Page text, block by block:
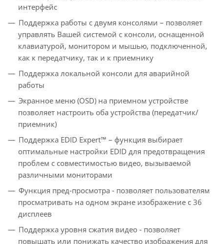
интерфейс
Поддержка работы с двумя консолями – позволяет
управлять Вашей системой с консоли, оснащенной
клавиатурой, монитором и мышью, подключенной,
как к передатчику, так и к приемнику
Поддержка локальной консоли для аварийной
работы
Экранное меню (OSD) на приемном устройстве
позволяет настроить оба устройства (передатчик/
приемник)
Поддержка EDID Expert™ – функция выбирает
оптимальные настройки EDID для предотвращения
проблем с совместимостью видео, вызываемой
различными мониторами
Функция пред-просмотра - позволяет пользователям
просматривать на одном экране изображение с 36
дисплеев
Поддержка уровня сжатия видео - позволяет
повышать или понижать качество изображения для